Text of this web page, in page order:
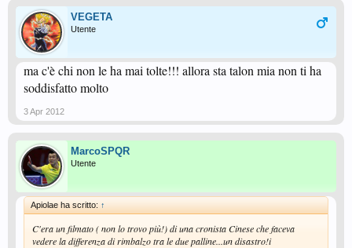
VEGETA
Utente
ma c'è chi non le ha mai tolte!!! allora sta talon mia non ti ha
soddisfatto molto
3 Apr 2012
MarcoSPQR
Utente
Apiolae ha scritto: ↑
C'era un filmato ( non lo trovo più!) di una cronista Cinese che faceva
vedere la differenza di rimbalzo tra le due palline...un disastro!i